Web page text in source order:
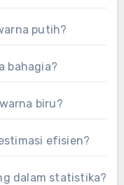
putih?
bahagia?
biru?
efisien?
dalam statistika?